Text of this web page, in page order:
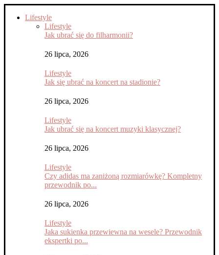
Lifestyle
Lifestyle
Jak ubrać się do filharmonii?
26 lipca, 2026
Lifestyle
Jak się ubrać na koncert na stadionie?
26 lipca, 2026
Lifestyle
Jak ubrać się na koncert muzyki klasycznej?
26 lipca, 2026
Lifestyle
Czy adidas ma zaniżoną rozmiarówkę? Kompletny
przewodnik po...
26 lipca, 2026
Lifestyle
Jaka sukienka przewiewna na wesele? Przewodnik
ekspertki po...